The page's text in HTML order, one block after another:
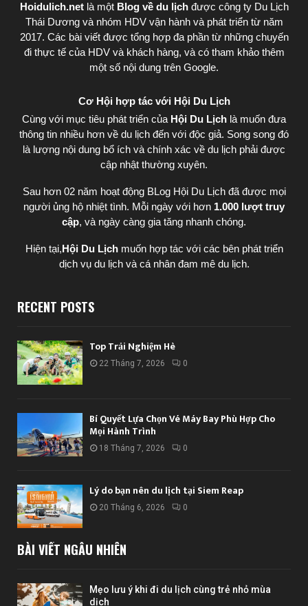
Hoidulich.net là một Blog về du lịchđược công ty Du Lịch
Thái Dươngvà nhóm HDV vận hành và phát triển từ năm
2017. Các bài viết được tổng hợp đa phần từ những chuyến
đi thực tế của HDV và khách hàng, và có tham khảo thêm
một số nội dung trên Google.
Cơ Hội hợp tác với Hội Du Lịch
Cùng với mục tiêu phát triển của Hội Du Lịch là muốn đưa
thông tin nhiều hơn về du lịch đến với độc giả. Song song đó
là lượng nội dung bổ ích và chính xác về du lịch phải được
cập nhật thường xuyên.
Sau hơn 02 năm hoạt động BLog Hội Du Lịch đã được mọi
người ủng hộ nhiệt tình. Mỗi ngày với hơn 1.000 lượt truy
cập, và ngày càng gia tăng nhanh chóng.
Hiện tại,Hội Du Lịch muốn hợp tác với các bên phát triển
dịch vụ du lịch và cá nhân đam mê du lịch.
RECENT POSTS
Top Trải Nghiệm Hè
22 Tháng 7, 2026 0
Bí Quyết Lựa Chọn Vé Máy Bay Phù Hợp Cho
Mọi Hành Trình
18 Tháng 7, 2026 0
Lý do bạn nên du lịch tại Siem Reap
20 Tháng 6, 2026 0
BÀI VIẾT NGẪU NHIÊN
Mẹo lưu ý khi đi du lịch cùng trẻ nhỏ mùa
dịch